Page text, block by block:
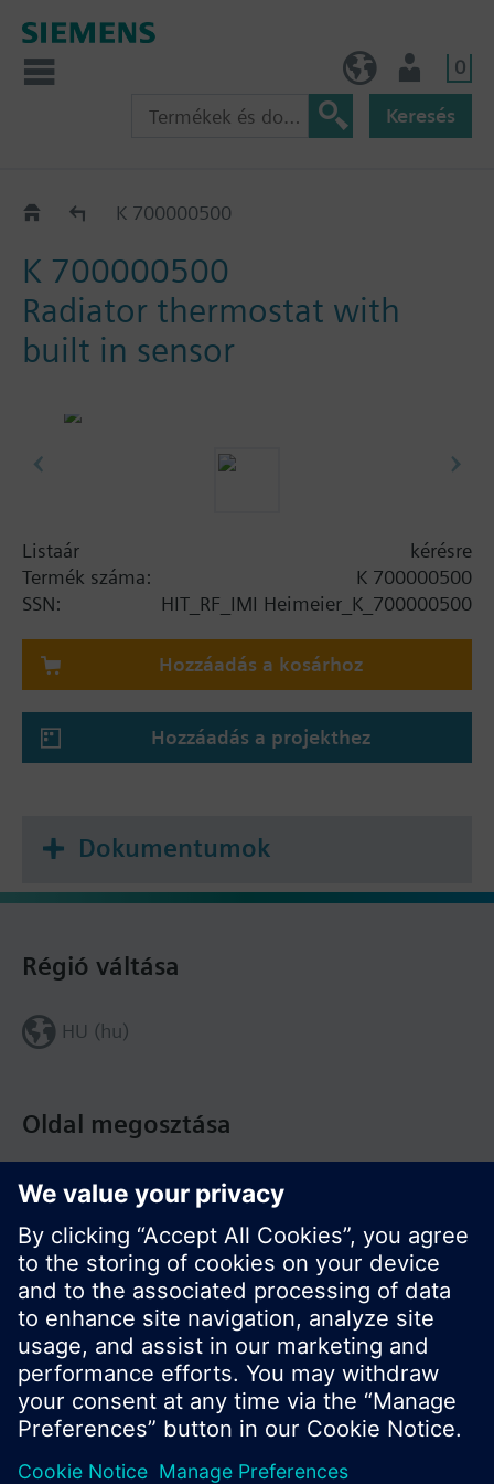
0
Keresés
KatalógusK 700000500
K 700000500
Radiator thermostat with
built in sensor
Listaár
kérésre
Termék száma:
K 700000500
SSN:
HIT_RF_IMI Heimeier_K_700000500
Hozzáadás a kosárhoz
Hozzáadás a projekthez
Dokumentumok
Oldal megosztása
Régió váltása
HU (hu)
© Siemens Switzerland Ltd. Building Technologies
Division - 2016
A termékválaszték és az árak országonként